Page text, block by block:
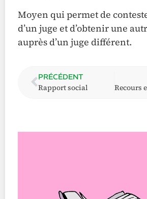
Moyen qui permet de
d’un juge et d’obtenir une
auprès d’un juge différent.
PRÉCÉDENT
Rapport social